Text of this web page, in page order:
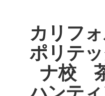
カリフ
ポリテ
ナ校